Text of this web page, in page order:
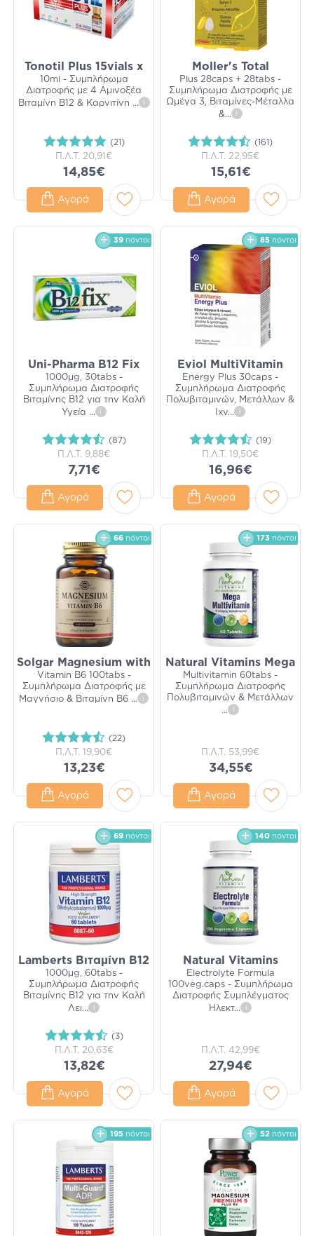
Tonotil Plus 15vials x
10ml - Συμπλήρωμα
Διατροφής με 4 Αμινοξέα
Βιταμίνη B12 & Καρνιτίνη ... i
(21)
Π.Λ.Τ. 20,91€
14,85€
Αγορά
Moller's Total
Plus 28caps + 28tabs -
Συμπλήρωμα Διατροφής με
Ωμέγα 3, Βιταμίνες-Μέταλλα
&... i
(161)
Π.Λ.Τ. 22,95€
15,61€
Αγορά
39 πόντοι
Uni-Pharma B12 Fix
1000μg, 30tabs -
Συμπλήρωμα Διατροφής
Βιταμίνης B12 για την Καλή
Υγεία ... i
(87)
Π.Λ.Τ. 9,88€
7,71€
Αγορά
85 πόντοι
Eviol MultiVitamin
Energy Plus 30caps -
Συμπλήρωμα Διατροφής
Πολυβιταμινών, Μετάλλων &
Ιχν... i
(19)
Π.Λ.Τ. 19,50€
16,96€
Αγορά
66 πόντοι
Solgar Magnesium with
Vitamin Β6 100tabs -
Συμπλήρωμα Διατροφής με
Μαγνήσιο & Βιταμίνη Β6 ... i
(22)
Π.Λ.Τ. 19,90€
13,23€
Αγορά
173 πόντοι
Natural Vitamins Mega
Multivitamin 60tabs -
Συμπλήρωμα Διατροφής
Πολυβιταμινών & Μετάλλων
...
i
Π.Λ.Τ. 53,99€
34,55€
Αγορά
69 πόντοι
Lamberts Βιταμίνη B12
1000μg, 60tabs -
Συμπλήρωμα Διατροφής
Βιταμίνης Β12 για την Καλή
Λει... i
(3)
Π.Λ.Τ. 20,63€
13,82€
Αγορά
140 πόντοι
Natural Vitamins
Electrolyte Formula
100veg.caps - Συμπλήρωμα
Διατροφής Συμπλέγματος
Ηλεκτ... i
Π.Λ.Τ. 42,99€
27,94€
Αγορά
195 πόντοι 52 πόντοι